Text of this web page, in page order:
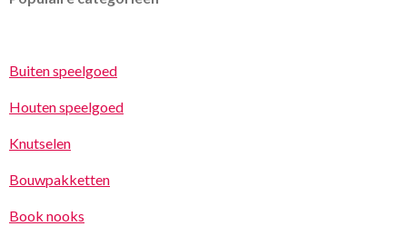
Buiten speelgoed
Houten speelgoed
Knutselen
Bouwpakketten
Book nooks